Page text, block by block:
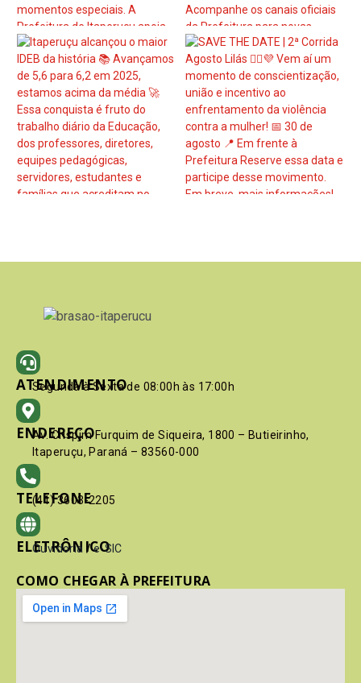
ATENDIMENTO
Segunda à Sexta de 08:00h às 17:00h
ENDEREÇO
Av. Crispim Furquim de Siqueira, 1800 – Butieirinho,
Itaperuçu, Paraná – 83560-000
TELEFONE
(41) 3603-2205
ELETRÔNICO
Ouvidoria / e-SIC
COMO CHEGAR À PREFEITURA